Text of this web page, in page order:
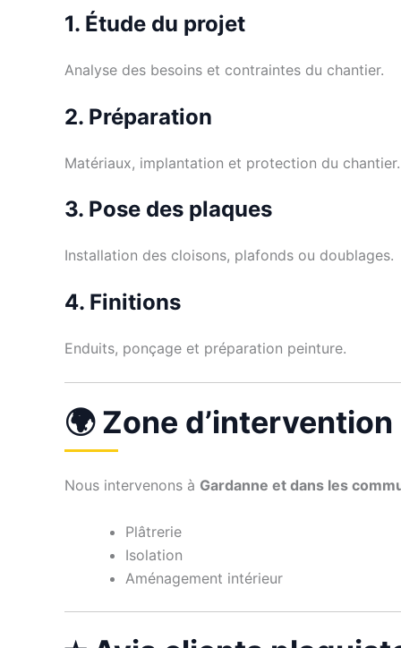
1. Étude du projet
Analyse des besoins et contraintes du chantier.
2. Préparation
Matériaux, implantation et protection du chantier.
3. Pose des plaques
Installation des cloisons, plafonds ou doublages.
4. Finitions
Enduits, ponçage et préparation peinture.
🌍 Zone d’intervention
Nous intervenons à Gardanne et dans les
Plâtrerie
Isolation
Aménagement intérieur